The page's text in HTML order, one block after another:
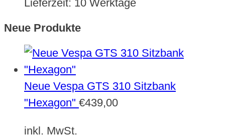
Lieferzeit: 10 Werktage
Neue Produkte
Neue Vespa GTS 310 Sitzbank
"Hexagon" €439,00
inkl. MwSt.